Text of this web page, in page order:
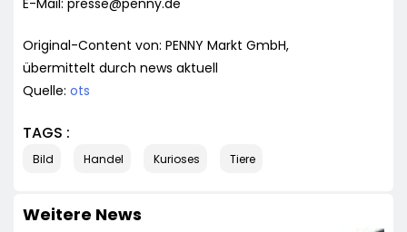
Original-Content von: PENNY Markt GmbH,
übermittelt durch news aktuell
Quelle: ots
TAGS :
Bild Handel Kurioses Tiere
Weitere News